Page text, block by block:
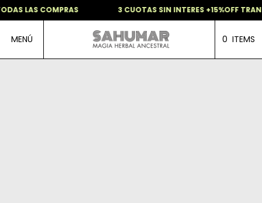
LAS COMPRAS 3 CUOTAS SIN INTERES +15%OFF
MENÚ 0 ITEMS